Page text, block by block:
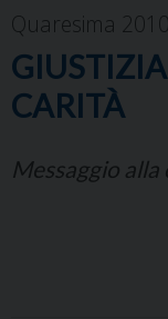
Quaresima 2010
CARITÀ
Messaggio